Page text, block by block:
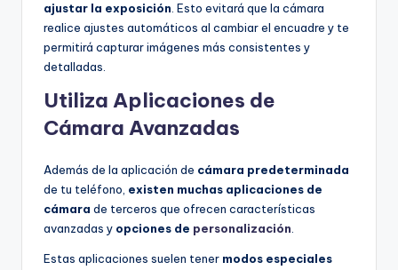
ajustar la exposición . Esto evitará que la cámara
realice ajustes automáticos al cambiar el encuadre y te
permitirá capturar imágenes más consistentes y
detalladas.
Utiliza Aplicaciones de
Cámara Avanzadas
Además de la aplicación de cámara predeterminada
de tu teléfono, existen muchas aplicaciones de
cámara de terceros que ofrecen características
avanzadas y opciones de personalización
Estas aplicaciones suelen tener modos especiales